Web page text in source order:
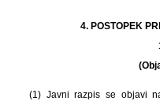
4. POSTOPEK
(1) Javni razpis se objavi